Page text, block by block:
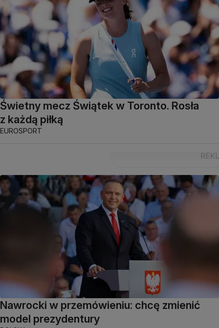
Świetny mecz Świątek w Toronto. Rosła
z każdą piłką
EUROSPORT
Nawrocki w przemówieniu: chcę zmienić
model prezydentury